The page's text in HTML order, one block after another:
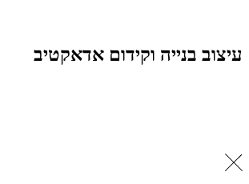
עיצוב בנייה וקידום אדאקטיב